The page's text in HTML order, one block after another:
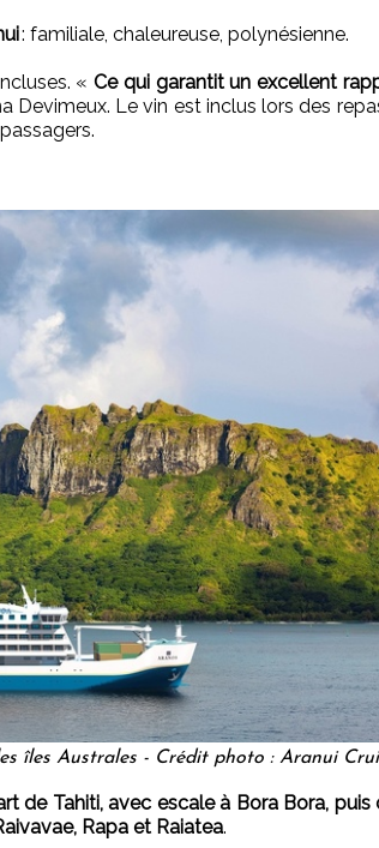
: familiale, chaleureuse, polynésienne.
« Ce qui garantit un excellent
Devimeux. Le vin est inclus lors des
îles Australes - Crédit photo : Aranui
de Tahiti, avec escale à Bora Bora, puis
Rapa et Raiatea.